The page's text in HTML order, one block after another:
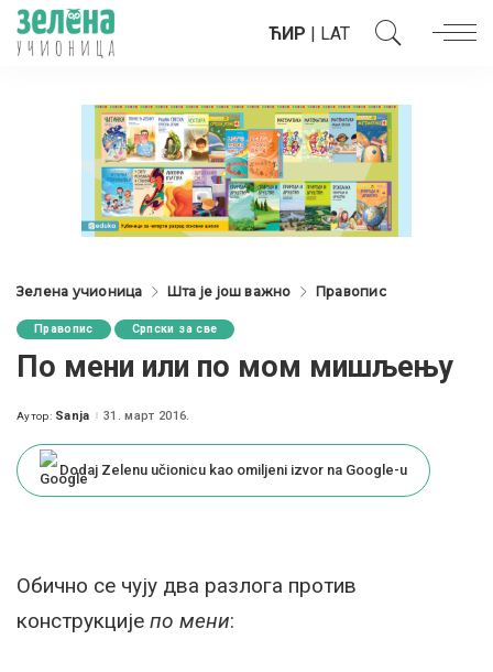
ЋИР | LAT
Зелена учионица Шта је још важно Правопис
Правопис Српски за све
По мени или по мом мишљењу
Posted
Аутор: Sanja 31. март 2016.
Dodaj Zelenu učionicu kao omiljeni izvor na Google-u
Обично се чују два разлога против
конструкције по мени: